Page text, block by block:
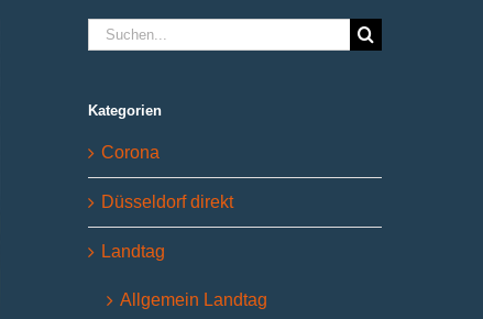
Suche
nach:
Kategorien
Corona
Düsseldorf direkt
Landtag
Allgemein Landtag